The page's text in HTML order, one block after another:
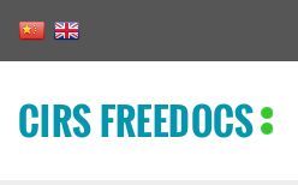
CIRS FREEDOCS